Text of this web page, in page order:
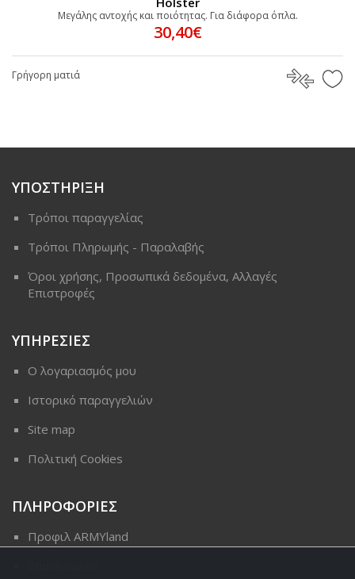
Mεγάλης αντοχής και ποιότητας. Για διάφορα όπλα.
30,40€
Γρήγορη ματιά
ΥΠΟΣΤΗΡΙΞΗ
Τρόποι παραγγελίας
Τρόποι Πληρωμής - Παραλαβής
Όροι χρήσης, Προσωπικά δεδομένα, Αλλαγές
Επιστροφές
ΥΠΗΡΕΣΙΕΣ
Ο λογαριασμός μου
Ιστορικό παραγγελιών
Site map
Πολιτική Cookies
ΠΛΗΡΟΦΟΡΙΕΣ
Προφιλ ARMYland